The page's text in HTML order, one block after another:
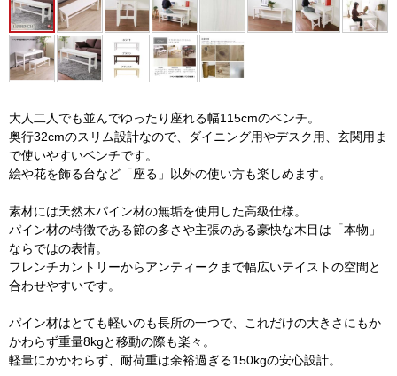
大人二人でも並んでゆったり座れる幅115cmのベンチ。
奥行32cmのスリム設計なので、ダイニング用やデスク用、玄関用ま
で使いやすいベンチです。
絵や花を飾る台など「座る」以外の使い方も楽しめます。
素材には天然木パイン材の無垢を使用した高級仕様。
パイン材の特徴である節の多さや主張のある豪快な木目は「本物」
ならではの表情。
フレンチカントリーからアンティークまで幅広いテイストの空間と
合わせやすいです。
パイン材はとても軽いのも長所の一つで、これだけの大きさにもか
かわらず重量8kgと移動の際も楽々。
軽量にかかわらず、耐荷重は余裕過ぎる150kgの安心設計。